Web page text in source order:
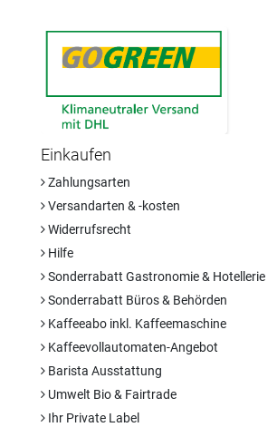
Einkaufen
Zahlungsarten
Versandarten & -kosten
Widerrufsrecht
Hilfe
Sonderrabatt Gastronomie & Hotellerie
Sonderrabatt Büros & Behörden
Kaffeeabo inkl. Kaffeemaschine
Kaffeevollautomaten-Angebot
Barista Ausstattung
Umwelt Bio & Fairtrade
Ihr Private Label